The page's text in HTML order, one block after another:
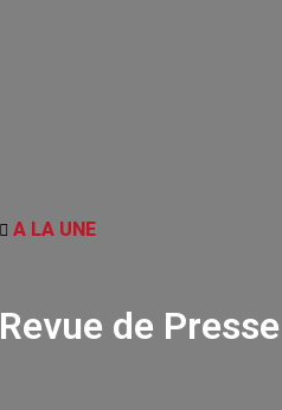
A LA UNE
Revue de